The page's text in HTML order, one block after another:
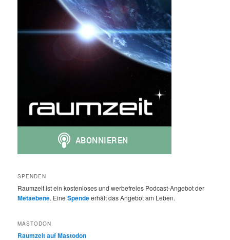
SPENDEN
Raumzeit ist ein kostenloses und werbefreies Podcast-Angebot der
Metaebene. EineSpendeerhält das Angebot am Leben.
MASTODON
Raumzeit auf Mastodon